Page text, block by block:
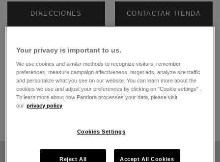
DIRECCIONES CONTACTAR TIENDA
Martes
10:00
Miércoles
10:00 -
Jueves
10:00-22:00
Viernes
10:00
Sábado
Your privacy is important to us.
We use cookies and similar methods to recognize visitors, remember
preferences, measure campaign effectiveness, target ads, analyze site traffic
and personalize what you see on our website. You can learn more about the
cookies we use and adjust your preferences by clicking on "Cookie settings" .
To learn more about how Pandora processes your data, please visit
our privacy policy
Cookies Settings
Reject All Accept All Cookies